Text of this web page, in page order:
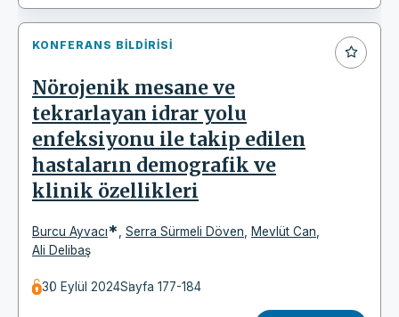
KONFERANS BILDIRISI
Nörojenik mesane ve
tekrarlayan idrar yolu
enfeksiyonu ile takip edilen
hastaların demografik ve
klinik özellikleri
Burcu Ayvacı* Serra Sürmeli Döven Mevlüt Can
Ali Delibaş
30 Eylül 2024Sayfa 177-184